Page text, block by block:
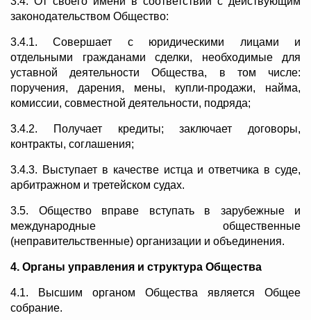
законодательством Общество:
3.4.1. Совершает с юридическими лицами и
отдельными гражданами сделки, необходимые для
уставной деятельности Общества, в том числе:
поручения, дарения, мены, купли-продажи, найма,
комиссии, совместной деятельности, подряда;
3.4.2. Получает кредиты; заключает договоры,
контракты, соглашения;
3.4.3. Выступает в качестве истца и ответчика в суде,
арбитражном и третейском судах.
3.5. Общество вправе вступать в зарубежные и
международные общественные
(неправительственные) организации и объединения.
4. Органы управления и структура Общества
4.1. Высшим органом Общества является Общее
собрание.